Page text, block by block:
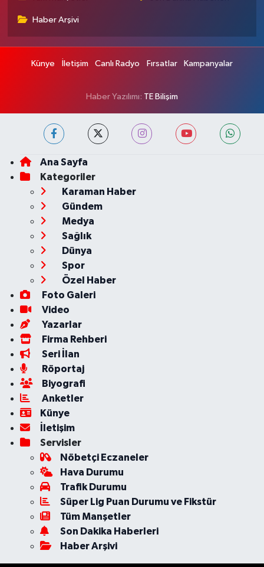
Haber Arşivi
Künye İletişim Canlı Radyo Fırsatlar Kampanyalar
Haber Yazılımı: TE Bilişim
Ana Sayfa
Kategoriler
Karaman Haber
Gündem
Medya
Sağlık
Dünya
Spor
Özel Haber
Foto Galeri
Video
Yazarlar
Firma Rehberi
Seri İlan
Röportaj
Biyografi
Anketler
Künye
İletişim
Servisler
Nöbetçi Eczaneler
Hava Durumu
Trafik Durumu
Süper Lig Puan Durumu ve Fikstür
Tüm Manşetler
Son Dakika Haberleri
Haber Arşivi